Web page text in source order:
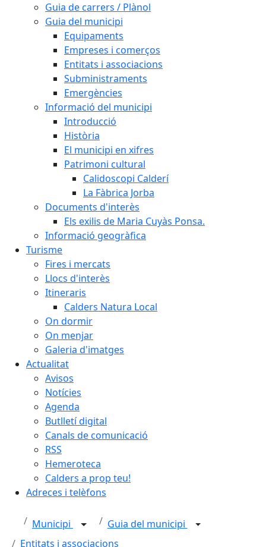
Guia de carrers / Plànol
Guia del municipi
Equipaments
Empreses i comerços
Entitats i associacions
Subministraments
Emergències
Informació del municipi
Introducció
Història
El municipi en xifres
Patrimoni cultural
Calidoscopi Calderí
La Fàbrica Jorba
Documents d'interès
Els exilis de Maria Cuyàs Ponsa.
Informació geogràfica
Turisme
Fires i mercats
Llocs d'interès
Itineraris
Calders Natura Local
On dormir
On menjar
Galeria d'imatges
Actualitat
Avisos
Notícies
Agenda
Butlletí digital
Canals de comunicació
RSS
Hemeroteca
Calders a prop teu!
Adreces i telèfons
Municipi
Guia del municipi
Entitats i associacions